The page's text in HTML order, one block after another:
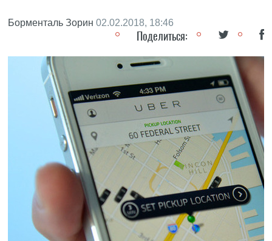
Борменталь Зорин 02.02.2018, 18:46
Поделиться: